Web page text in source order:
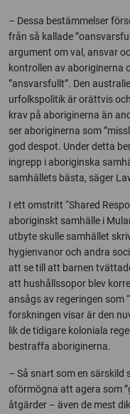
– Dessa bestämmelser
från så kallade
argument om val, ansvar
kontrollen av aboriginerna
”ansvarsfullt”. Den
urfolkspolitik är orättvis
krav på aboriginerna än
ser aboriginerna som
god despot. Under detta
ingrepp i aboriginska
samhällets bästa, säger
I ett omstritt “Shared
aboriginskt samhälle i
utbyte skulle samhället
hygienvanor och andra
att se till att barnen
att hushållssopor blev
ansågs av regeringen som
forskningen visar är den
lik de tidigare koloniala
bestraffa aboriginerna.
– Så snart som en
oförmögna att agera som
åtgärder – även de mest